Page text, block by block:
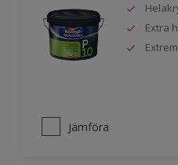
Extra
Jämföra